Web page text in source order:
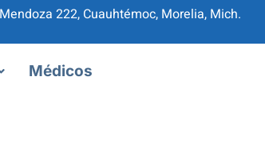
222, Cuauhtémoc, Morelia, Mich.
Médicos